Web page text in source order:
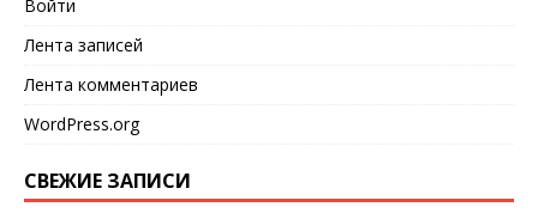
Войти
Лента записей
Лента комментариев
WordPress.org
СВЕЖИЕ ЗАПИСИ